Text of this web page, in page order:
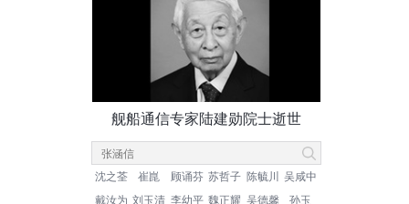
舰船通信专家陆建勋院士逝世
沈之荃 崔崑 顾诵芬 苏哲子 陈毓川
吴咸中
戴汝为 刘玉清 李幼平 魏正耀 吴德馨 孙玉